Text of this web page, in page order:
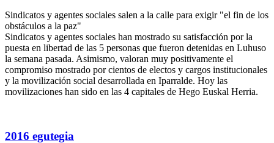
Sindicatos y agentes sociales salen a la calle para exigir "el fin de los
obstáculos a la paz"
Sindicatos y agentes sociales han mostrado su satisfacción por la
puesta en libertad de las 5 personas que fueron detenidas en Luhuso
la semana pasada. Asimismo, valoran muy positivamente el
compromiso mostrado por cientos de electos y cargos institucionales
y la movilización social desarrollada en Iparralde. Hoy las
movilizaciones han sido en las 4 capitales de Hego Euskal Herria.
2016 egutegia